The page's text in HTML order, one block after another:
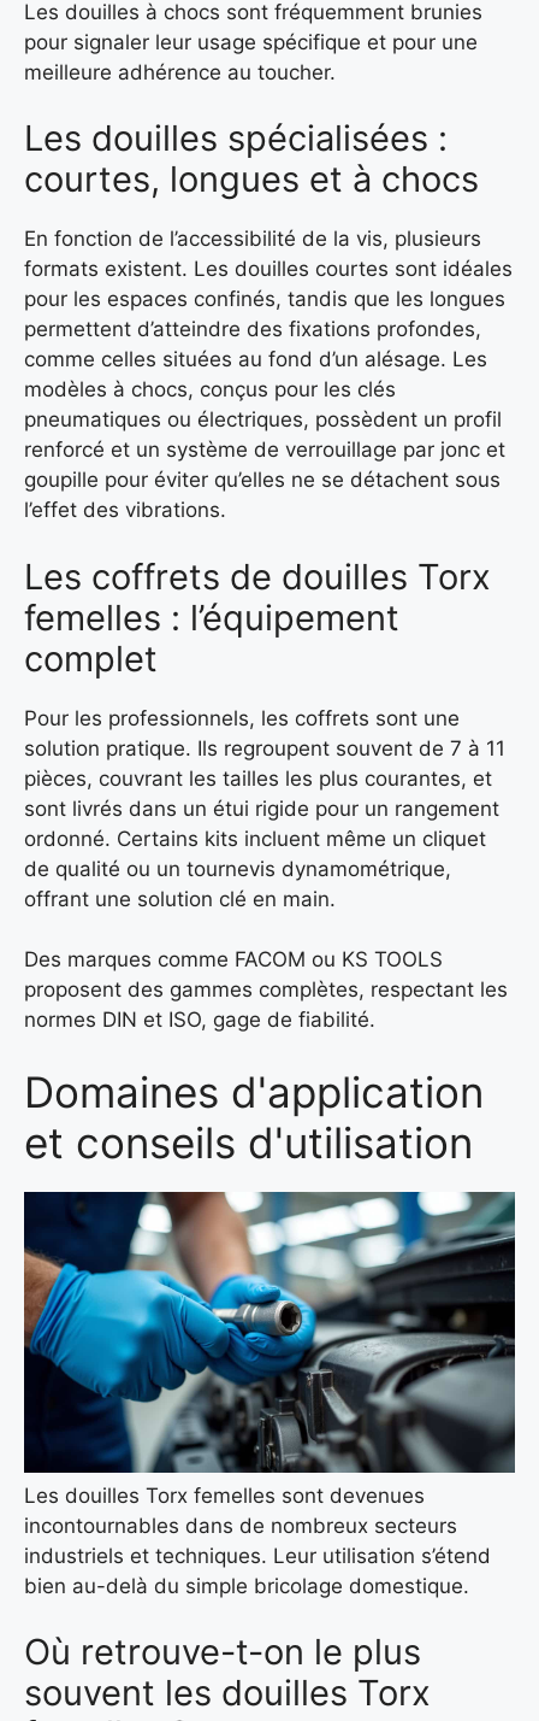
Les douilles à chocs sont fréquemment brunies
pour signaler leur usage spécifique et pour une
meilleure adhérence au toucher.
Les douilles spécialisées :
courtes, longues et à chocs
En fonction de l’accessibilité de la vis, plusieurs
formats existent. Les douilles courtes sont idéales
pour les espaces confinés, tandis que les longues
permettent d’atteindre des fixations profondes,
comme celles situées au fond d’un alésage. Les
modèles à chocs, conçus pour les clés
pneumatiques ou électriques, possèdent un profil
renforcé et un système de verrouillage par jonc et
goupille pour éviter qu’elles ne se détachent sous
l’effet des vibrations.
Les coffrets de douilles Torx
femelles : l’équipement
complet
Pour les professionnels, les coffrets sont une
solution pratique. Ils regroupent souvent de 7 à 11
pièces, couvrant les tailles les plus courantes, et
sont livrés dans un étui rigide pour un rangement
ordonné. Certains kits incluent même un cliquet
de qualité ou un tournevis dynamométrique,
offrant une solution clé en main.
Des marques comme FACOM ou KS TOOLS
proposent des gammes complètes, respectant les
normes DIN et ISO, gage de fiabilité.
Domaines d'application
et conseils d'utilisation
Les douilles Torx femelles sont devenues
incontournables dans de nombreux secteurs
industriels et techniques. Leur utilisation s’étend
bien au-delà du simple bricolage domestique.
Où retrouve-t-on le plus
souvent les douilles Torx